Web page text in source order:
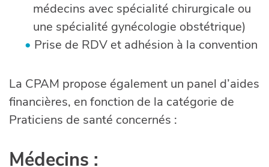
médecins avec spécialité chirurgicale ou
une spécialité gynécologie obstétrique)
Prise de RDV et adhésion à la convention
La CPAM propose également un panel d’aides
financières, en fonction de la catégorie de
Praticiens de santé concernés :
Médecins :